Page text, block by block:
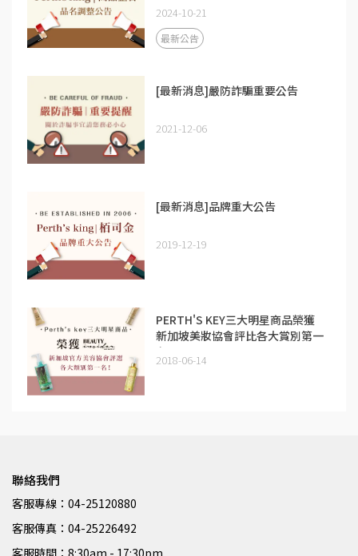
2024-10-21
最新公告
[最新消息]嚴防詐騙重要公告
2021-12-06
[最新消息]品牌重大公告
2019-12-19
PERTH'S KEY三大明星商品榮獲
新加坡美妝協會評比各大賞別第一
名！
2018-06-14
聯絡我們
客服專線：04-25120880
客服傳真：04-25226492
客服時間：8:30am - 17:30pm